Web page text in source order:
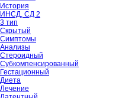
История
ИНСД, СД 2
3 тип
Скрытый
Симптомы
Анализы
Стероидный
Субкомпенсированный
Гестационный
Диета
Лечение